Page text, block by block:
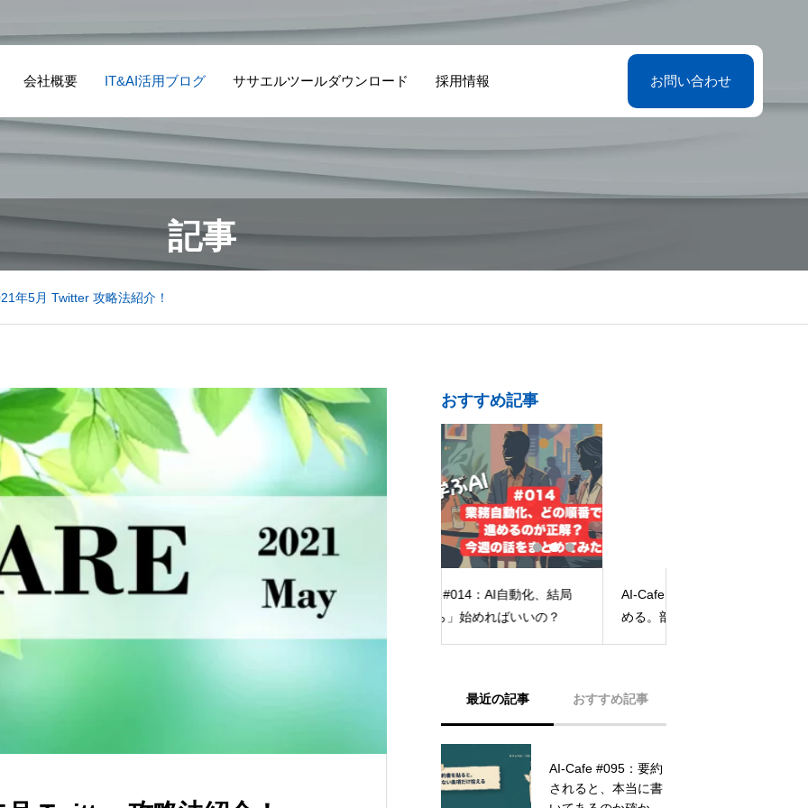
会社概要 IT&AI活用ブログ ササエルツールダウンロード 採用情報 お問い合わせ
記事
年5月 Twitter 攻略法紹介！
おすすめ記事
AI-Cafe #014：AI自動化、結局
「何から」始めればいいの？
AI-Cafe #058：まずは小さく始
める。部署内で「AIアンバサダー
最近の記事 おすすめ記事
AI-Cafe #095：要約
されると、本当に書
フォントをインスト
ールしてほしい